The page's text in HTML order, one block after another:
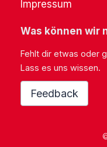
Impressum
Was können wir
Fehlt dir etwas oder
Lass es uns wissen.
Feedback